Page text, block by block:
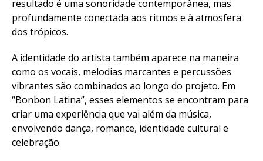
resultado é uma sonoridade contemporânea, mas
profundamente conectada aos ritmos e à atmosfera
dos trópicos.
A identidade do artista também aparece na maneira
como os vocais, melodias marcantes e percussões
vibrantes são combinados ao longo do projeto. Em
“Bonbon Latina”, esses elementos se encontram para
criar uma experiência que vai além da música,
envolvendo dança, romance, identidade cultural e
celebração.